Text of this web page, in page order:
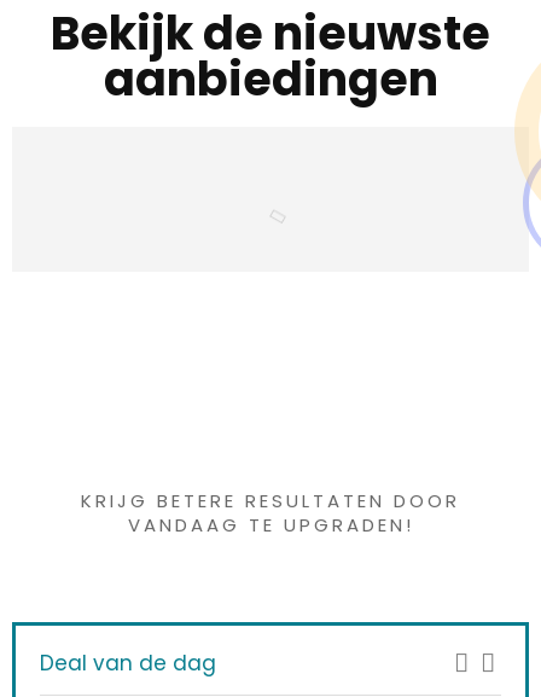
Bekijk de nieuwste
aanbiedingen
KRIJG BETERE RESULTATEN DOOR
VANDAAG TE UPGRADEN!
Deal van de dag